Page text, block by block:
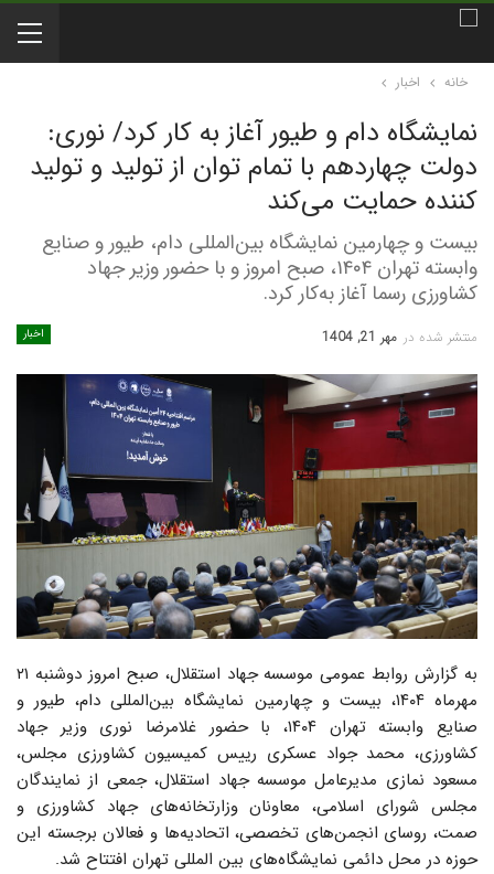
خانه اخبار
نمایشگاه دام و طیور آغاز به کار کرد/ نوری:
دولت چهاردهم با تمام توان از تولید و تولید
کننده حمایت می‌کند
بیست و چهارمین نمایشگاه‌ بین‌المللی دام، طیور و صنایع
وابسته تهران ۱۴۰۴، صبح امروز و با حضور وزیر جهاد
کشاورزی رسما آغاز به‌کار کرد.
اخبار منتشر شده در مهر 21, 1404
به گزارش روابط عمومی موسسه جهاد استقلال، صبح امروز دوشنبه ۲۱
مهرماه ۱۴۰۴، بیست و چهارمین نمایشگاه بین‌المللی دام، طیور و
صنایع وابسته تهران ۱۴۰۴، با حضور غلامرضا نوری وزیر جهاد
کشاورزی، محمد جواد عسکری رییس کمیسیون کشاورزی مجلس،
مسعود نمازی مدیرعامل موسسه جهاد استقلال، جمعی از نمایندگان
مجلس شورای اسلامی، معاونان وزارتخانه‌های جهاد کشاورزی و
صمت، روسای انجمن‌های تخصصی، اتحادیه‌ها و فعالان برجسته این
حوزه در محل دائمی نمایشگاه‌های بین المللی تهران افتتاح شد.